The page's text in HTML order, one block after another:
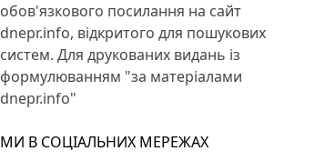
обов'язкового посилання на сайт
dnepr.info, відкритого для пошукових
систем. Для друкованих видань із
формулюванням "за матеріалами
dnepr.info"
МИ В СОЦІАЛЬНИХ МЕРЕЖАХ